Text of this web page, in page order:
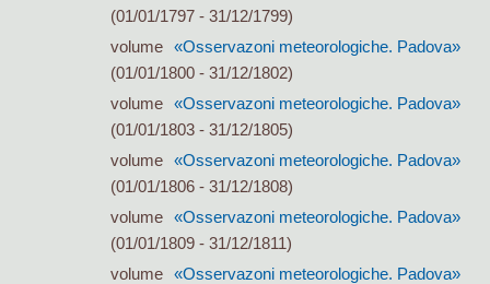
(01/01/1797 - 31/12/1799)
volume «Osservazoni meteorologiche. Padova»
(01/01/1800 - 31/12/1802)
volume «Osservazoni meteorologiche. Padova»
(01/01/1803 - 31/12/1805)
volume «Osservazoni meteorologiche. Padova»
(01/01/1806 - 31/12/1808)
volume «Osservazoni meteorologiche. Padova»
(01/01/1809 - 31/12/1811)
volume «Osservazoni meteorologiche. Padova»